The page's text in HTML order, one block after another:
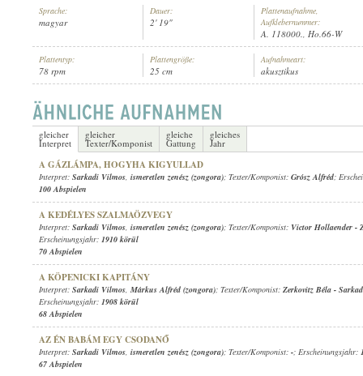
Sprache:
magyar
Dauer:
2' 19"
Plattenaufnahme,
Aufklebernummer:
A. 118000., Ho.66-W
Plattentyp:
78 rpm
Plattengröße:
25 cm
Aufnahmeart:
akusztikus
gleicher
Interpret
gleicher
Texter/Komponist
gleiche
Gattung
gleiches
Jahr
A GÁZLÁMPA, HOGYHA KIGYULLAD
Interpret: Sarkadi Vilmos, ismeretlen zenész (zongora); Texter/Komponist: Grósz Alfréd;
100 Abspielen
A KEDÉLYES SZALMAÖZVEGY
Interpret: Sarkadi Vilmos, ismeretlen zenész (zongora); Texter/Komponist: Victor Hollaender -
Erscheinungsjahr: 1910 körül
70 Abspielen
A KÖPENICKI KAPITÁNY
Interpret: Sarkadi Vilmos, Márkus Alfréd (zongora); Texter/Komponist: Zerkovitz Béla -
Erscheinungsjahr: 1908 körül
68 Abspielen
AZ ÉN BABÁM EGY CSODANŐ
Interpret: Sarkadi Vilmos, ismeretlen zenész (zongora); Texter/Komponist: -; Erscheinungsjahr:
67 Abspielen